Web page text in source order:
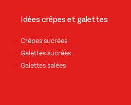
Idées crêpes et galettes
Crêpes sucrées
Galettes sucrées
Galettes salées